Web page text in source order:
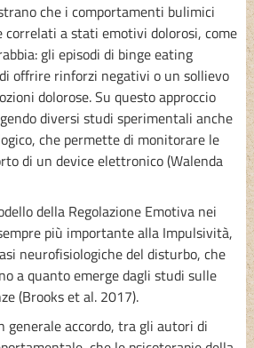
che i comportamenti bulimici
a stati emotivi dolorosi, come
gli episodi di binge eating
offrire rinforzi negativi o un sollievo
dolorose. Su questo approccio
diversi studi sperimentali anche
che permette di monitorare le
di un device elettronico (Walenda
della Regolazione Emotiva nei
più importante alla Impulsività,
neurofisiologiche del disturbo, che
a quanto emerge dagli studi sulle
(Brooks et al. 2017).
generale accordo, tra gli autori di